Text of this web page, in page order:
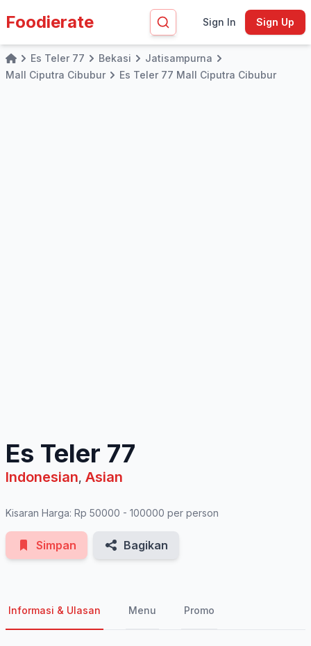
Foodierate Sign In Sign Up
HomeEs Teler 77 Bekasi
Jatisampurna
Mall Ciputra Cibubur
Es Teler 77 Mall Ciputra Cibubur
Es Teler 77
Indonesian, Asian
Kisaran Harga: Rp 50000 - 100000 per person
Simpan Bagikan
Informasi & Ulasan Menu Promo